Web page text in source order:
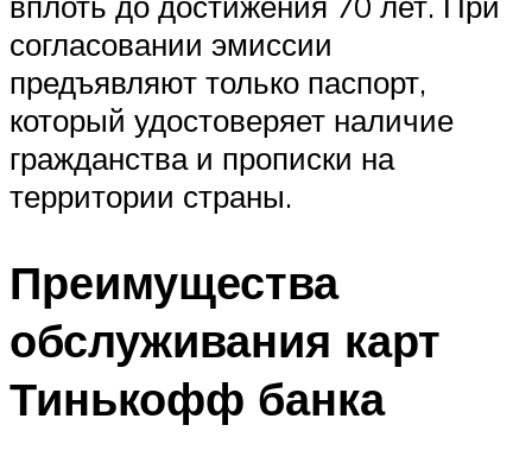
согласовании эмиссии
предъявляют только паспорт,
который удостоверяет наличие
гражданства и прописки на
территории страны.
Преимущества
обслуживания карт
Тинькофф банка